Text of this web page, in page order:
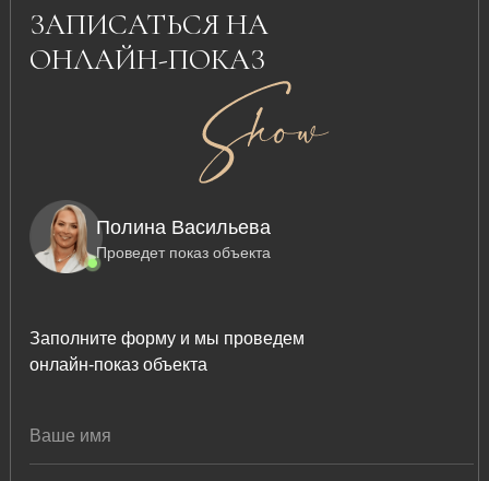
ЗАПИСАТЬСЯ НА
ОНЛАЙН-ПОКАЗ
Заполните форму и мы проведем
онлайн-показ объекта
Полина Васильева
Проведет показ объекта